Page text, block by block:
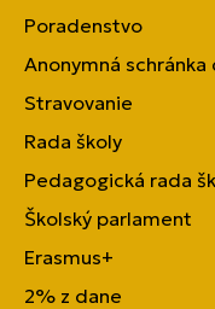
Poradenstvo
Anonymná schránka
Stravovanie
Rada školy
Pedagogická rada
Školský parlament
Erasmus+
2% z dane